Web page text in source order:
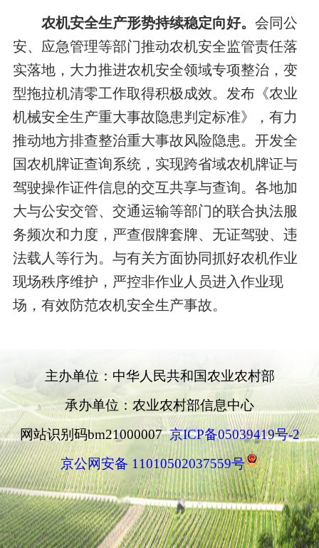
农机安全生产形势持续稳定向好。 会同公
安、应急管理等部门推动农机安全监管责任落
实落地，大力推进农机安全领域专项整治，变
型拖拉机清零工作取得积极成效。发布《农业
机械安全生产重大事故隐患判定标准》，有力
推动地方排查整治重大事故风险隐患。开发全
国农机牌证查询系统，实现跨省域农机牌证与
驾驶操作证件信息的交互共享与查询。各地加
大与公安交管、交通运输等部门的联合执法服
务频次和力度，严查假牌套牌、无证驾驶、违
法载人等行为。与有关方面协同抓好农机作业
现场秩序维护，严控非作业人员进入作业现
场，有效防范农机安全生产事故。
主办单位：中华人民共和国农业农村部
承办单位：农业农村部信息中心
网站识别码bm21000007京ICP备05039419号-2
京公网安备 11010502037559号